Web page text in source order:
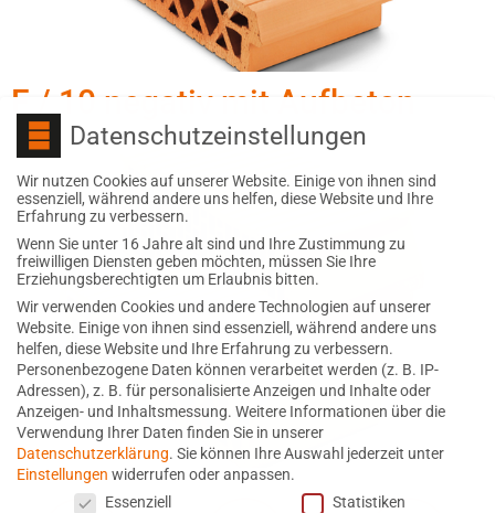
F / 10 negativ mit Aufbeton
Datenschutzeinstellungen
Wir nutzen Cookies auf unserer Website. Einige von ihnen sind
essenziell, während andere uns helfen, diese Website und Ihre
Erfahrung zu verbessern.
Wenn Sie unter 16 Jahre alt sind und Ihre Zustimmung zu
freiwilligen Diensten geben möchten, müssen Sie Ihre
Erziehungsberechtigten um Erlaubnis bitten.
Wir verwenden Cookies und andere Technologien auf unserer
Website. Einige von ihnen sind essenziell, während andere uns
helfen, diese Website und Ihre Erfahrung zu verbessern.
Personenbezogene Daten können verarbeitet werden (z. B. IP-
Adressen), z. B. für personalisierte Anzeigen und Inhalte oder
Anzeigen- und Inhaltsmessung. Weitere Informationen über die
Verwendung Ihrer Daten finden Sie in unserer
Datenschutzerklärung. Sie können Ihre Auswahl jederzeit unter
Einstellungen widerrufen oder anpassen.
Datenschutzeinstellungen
Essenziell Statistiken